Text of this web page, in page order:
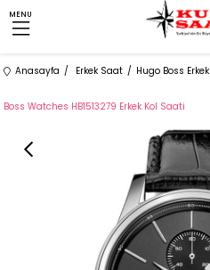
MENU
Anasayfa Erkek Saat Hugo Boss Erkek
Boss Watches HB1513279 Erkek Kol Saati